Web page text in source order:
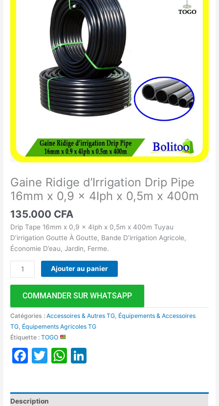
Gaine Ridige d’Irrigation Drip Pipe
16mm x 0,9 x 4Iph x 0,5m x 400m
135.000 CFA
Drip Tape 16mm x 0,9 x 4Iph x 0,5m x 400m Tuyau
D’irrigation Goutte À Goutte, Bande D’irrigation Agricole,
Économie D’eau, Jardin, Ferme.
Ajouter au panier
COMMANDER SUR WHATSAPP
Catégories :Accessoires & Autres TG Équipements & Accessoires
TG Équipements Agricoles TG
Étiquette :TOGO
Facebook
TwitterWhatsApp
Description